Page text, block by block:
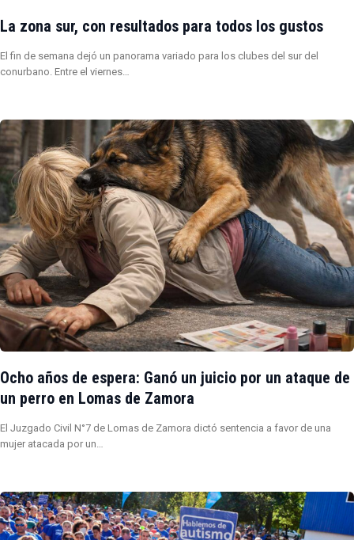
La zona sur, con resultados para todos los gustos
El fin de semana dejó un panorama variado para los clubes del sur del
conurbano. Entre el viernes…
Ocho años de espera: Ganó un juicio por un ataque de
un perro en Lomas de Zamora
El Juzgado Civil N°7 de Lomas de Zamora dictó sentencia a favor de una
mujer atacada por un…